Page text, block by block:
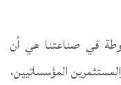
في صناعتنا هي أن
المؤسساتيين،